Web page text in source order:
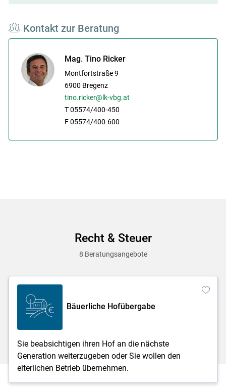
Kontakt zur Beratung
Mag. Tino Ricker
Montfortstraße 9
6900 Bregenz
tino.ricker@lk-vbg.at
T 05574/400-450
F 05574/400-600
Recht & Steuer
8 Beratungsangebote
Bäuerliche Hofübergabe
Sie beabsichtigen ihren Hof an die nächste
Generation weiterzugeben oder Sie wollen den
elterlichen Betrieb übernehmen.